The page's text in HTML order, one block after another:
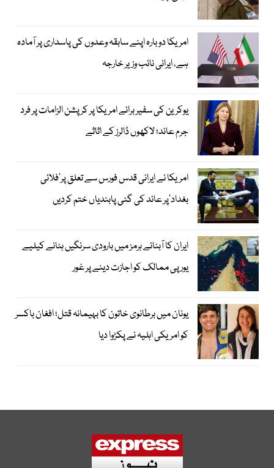
امریکا دوبارہ اپنے سابقہ وعدوں کی پاسداری پر آمادہ
ہے، ایرانی نائب وزیر خارجہ
یوکرین کی سفیر برائے امریکا پر کرپشن الزامات پر فرد
جرم عائد؛ لاکھوں ڈالرز کے اثاثے
امریکا نے ایرانی قدس فورس سے تعلق پر’فلائی
بغداد‘پر عائد کی گئی پابندیاں ختم کردیں
ایران کا آبنائے ہرمز میں بارودی سرنگیں ہٹانے کیلیے
یورپی ممالک کو اجازت دینے پر غور
یونان میں برطانوی خاتون کا بہیمانہ قتل؛ افغان باکسر
کو امریکی اہلیہ نے پکڑوا دیا